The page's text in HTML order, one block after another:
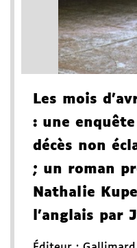
Les mois
: une
décès non
; un roman
Nathalie
l'anglais par